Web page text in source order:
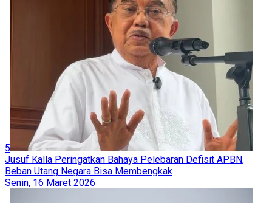
5
Jusuf Kalla Peringatkan Bahaya Pelebaran Defisit APBN,
Beban Utang Negara Bisa Membengkak
Senin, 16 Maret 2026